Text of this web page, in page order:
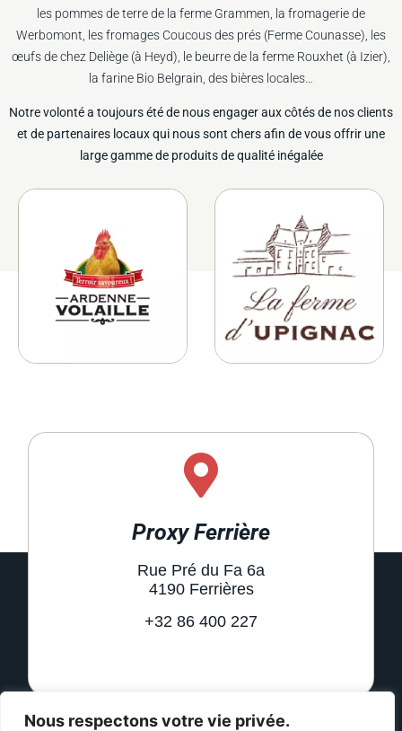
Nous respectons votre vie privée.
les pommes de terre de la ferme Grammen, la fromagerie de
Werbomont, les fromages Coucous des prés (Ferme Counasse), les
œufs de chez Deliège (à Heyd), le beurre de la ferme Rouxhet (à Izier),
la farine Bio Belgrain, des bières locales…
Notre volonté a toujours été de nous engager aux côtés de nos clients
et de partenaires locaux qui nous sont chersafin de vous offrir une
large gamme de produits de qualité inégalée
Proxy Ferrière
Rue Pré du Fa 6a
4190 Ferrières
+32 86 400 227